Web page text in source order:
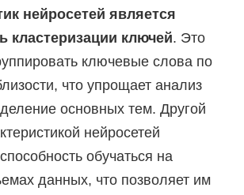
нейросетей является
кластеризации ключей. Это
ключевые слова по
что упрощает анализ
основных тем. Другой
нейросетей
обучаться на
данных, что позволяет им